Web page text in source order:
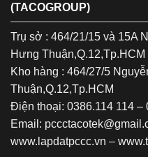
(TACOGROUP)
Trụ sở : 464/21/15 và 15A
Hưng Thuận,Q.12,Tp.HCM
Kho hàng : 464/27/5
Thuận,Q.12,Tp.HCM
Điện thoại: 0386.114 114 –
Email:
www.lapdatpccc.vn –